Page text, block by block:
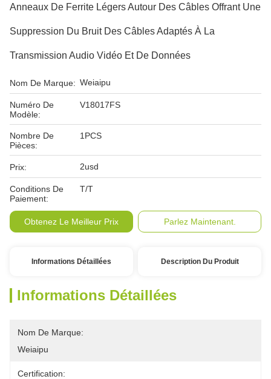
Anneaux De Ferrite Légers Autour Des Câbles Offrant Une
Suppression Du Bruit Des Câbles Adaptés À La
Transmission Audio Vidéo Et De Données
Nom De Marque: Weiaipu
Numéro De
Modèle:
V18017FS
Nombre De
Pièces:
1PCS
Prix: 2usd
Conditions De
Paiement:
T/T
Obtenez Le Meilleur Prix Parlez Maintenant.
Informations Détaillées Description Du Produit
Informations Détaillées
Nom De Marque:
Weiaipu
Certification: